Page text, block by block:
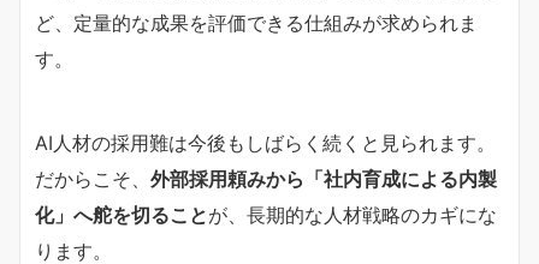
ど、定量的な成果を評価できる仕組みが求められま
す。
AI人材の採用難は今後もしばらく続くと見られます。
だからこそ、 外部採用頼みから「社内育成による内製
化」へ舵を切ることが、長期的な人材戦略のカギにな
ります。